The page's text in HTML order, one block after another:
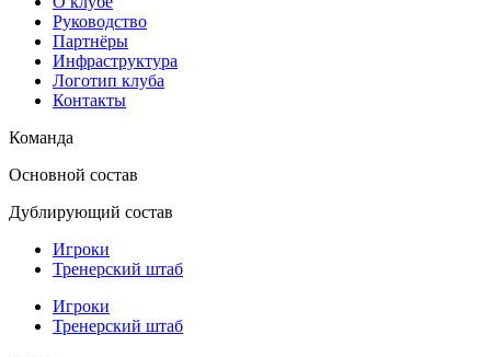
Руководство
Партнёры
Инфраструктура
Логотип клуба
Контакты
Команда
Основной состав
Дублирующий состав
Игроки
Тренерский штаб
Игроки
Тренерский штаб